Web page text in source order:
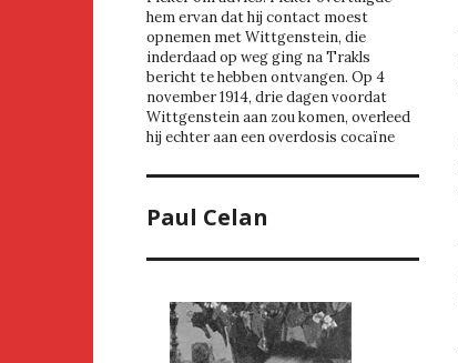
hem ervan dat hij contact moest
opnemen met Wittgenstein, die
inderdaad op weg ging na Trakls
bericht te hebben ontvangen. Op 4
november 1914, drie dagen voordat
Wittgenstein aan zou komen, overleed
hij echter aan een overdosis cocaïne
Paul Celan